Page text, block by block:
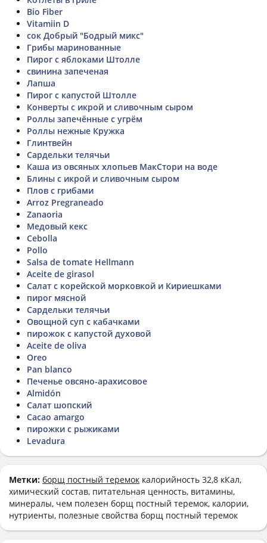
Bio Fiber
Vitamiin D
сок Добрый "Бодрый микс"
Грибы маринованные
Пирог с яблоками Штолле
свинина запеченая
Лапша
Пирог с капустой Штолле
Конверты с икрой и сливочным сыром
Роллы запечённые с угрём
Роллы нежные Кружка
Глинтвейн
Сардельки телячьи
Каша из овсяных хлопьев МакСтори на воде
Блины с икрой и сливочным сыром
Плов с грибами
Arroz Pregraneado
Zanaoria
Медовый кекс
Cebolla
Pollo
Salsa de tomate Hellmann
Aceite de girasol
Салат с корейской морковкой и Кириешками
пирог мясной
Сардельки телячьи
Овощной суп с кабачками
пирожок с капустой духовой
Aceite de oliva
Oreo
Pan blanco
Печенье овсяно-арахисовое
Almidón
Салат шопский
Cacao amargo
пирожки с рыжиками
Levadura
Метки: борщ постный теремок калорийность 32,8 кКал,
химический состав, питательная ценность, витамины,
минералы, чем полезен борщ постный теремок, калории,
нутриенты, полезные свойства борщ постный теремок